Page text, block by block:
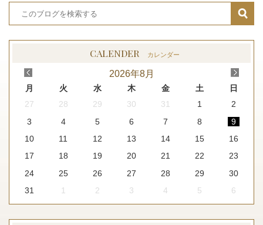
CALENDER カレンダー
2026年8月
< >
月 火 水 木 金 土
日
27
28 29 30 31 1
2
3
4 5 6 7 8
9
10
11 12 13 14 15
16
17
18 19 20 21 22
23
24
25 26 27 28 29
30
31
1 2 3 4 5 6